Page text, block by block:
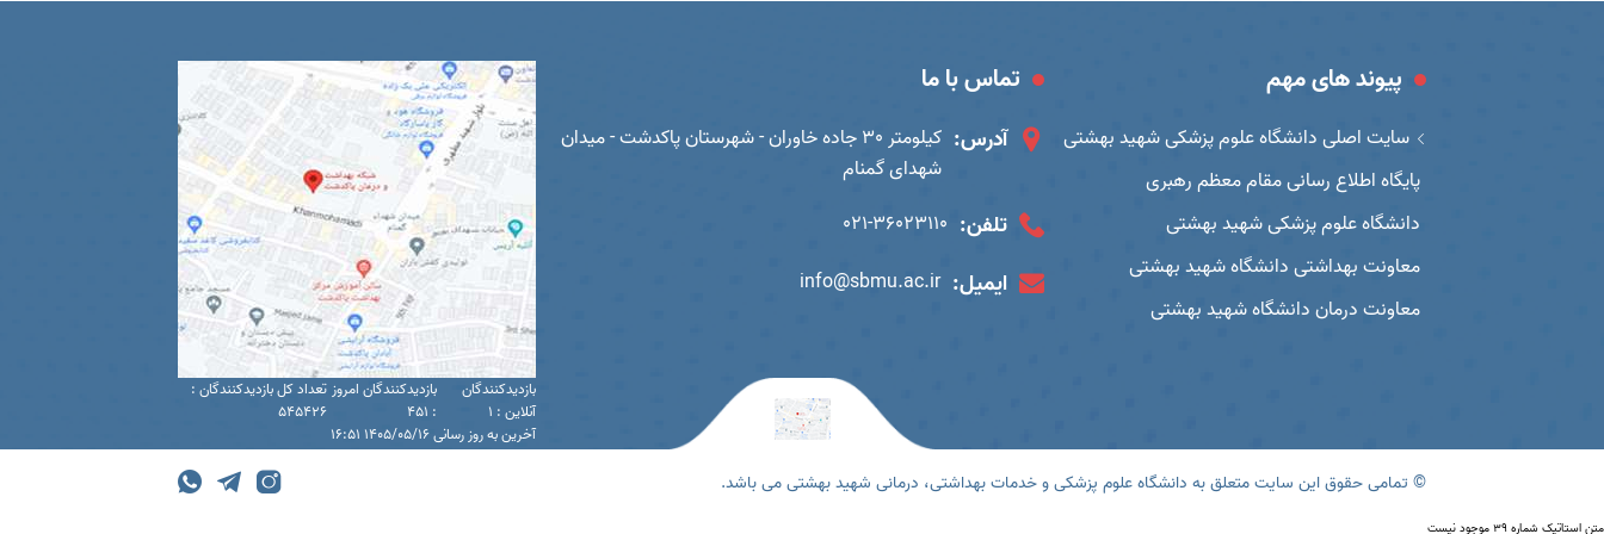
پیوند های مهم
سایت اصلی دانشگاه علوم پزشکی شهید بهشتی
پایگاه اطلاع رسانی مقام معظم رهبری
دانشگاه علوم پزشکی شهید بهشتی
معاونت بهداشتی دانشگاه شهید بهشتی
معاونت درمان دانشگاه شهید بهشتی
تماس با ما
آدرس:
کیلومتر 30 جاده خاوران - شهرستان پاکدشت - میدان
شهدای گمنام
تلفن: 021-36023110
ایمیل: info@sbmu.ac.ir
بازدیدکنندگان
آنلاین : 1
بازدیدکنندگان امروز
: 451
تعداد کل بازدیدکنندگان :
545426
آخرین به روز رسانی 1405/05/16 16:51
© تمامی حقوق این سایت متعلق به دانشگاه علوم پزشکی و خدمات بهداشتی، درمانی شهید بهشتی می باشد.
متن استاتیک شماره 39 موجود نیست